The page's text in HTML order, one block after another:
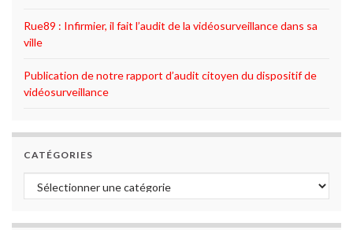
Rue89 : Infirmier, il fait l’audit de la vidéosurveillance dans sa
ville
Publication de notre rapport d’audit citoyen du dispositif de
vidéosurveillance
CATÉGORIES
Catégories